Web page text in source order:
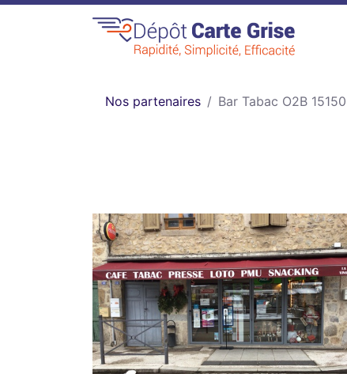
Nos partenaires Bar Tabac O2B 15150